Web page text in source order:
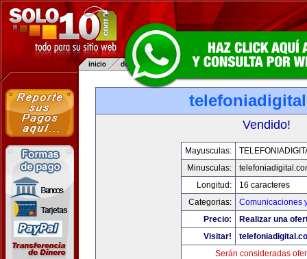
Vendido!
Mayusculas:
Minusculas:
Longitud:
16 caracteres
Categorias:
Comunicaciones
Precio:
Realizar una
Visitar!
Serán consideradas